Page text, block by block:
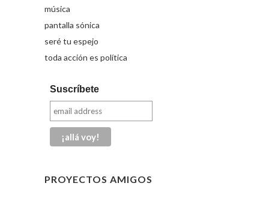
música
pantalla sónica
seré tu espejo
toda acción es política
Suscríbete
PROYECTOS AMIGOS